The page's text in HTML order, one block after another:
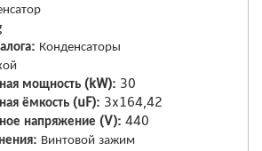
Конденсаторы
мощность (kW): 30
ёмкость (uF): 3x164,42
напряжение (V): 440
Винтовой зажим